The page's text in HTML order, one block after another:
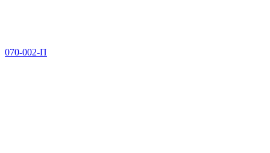
070-002-П